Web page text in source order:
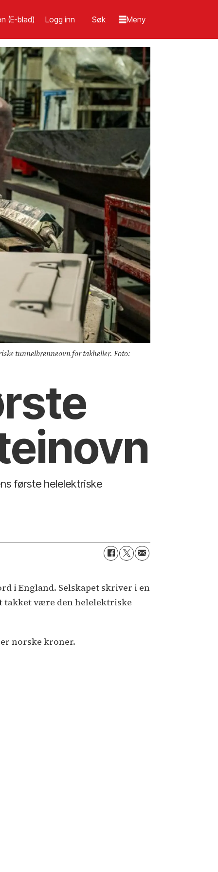
(E-blad) Logg inn
tunnelbrenneovn for takheller. Foto:
første helelektriske
i England. Selskapet skriver i en
takket være den helelektriske
norske kroner.